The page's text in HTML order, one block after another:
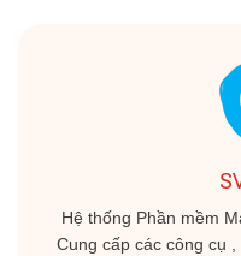
Hệ thống Phần mềm
Cung cấp các công cụ